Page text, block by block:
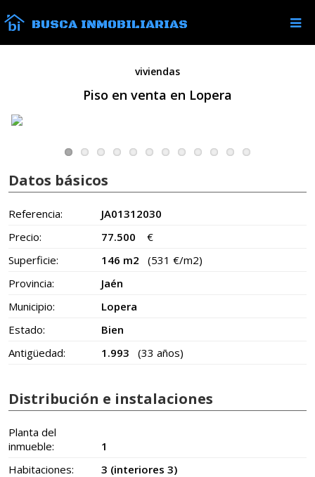
BUSCA INMOBILIARIAS
viviendas
Piso en venta en Lopera
Datos básicos
Referencia:
JA01312030
Precio:
77.500
€
Superficie:
146 m2
(531 €/m2)
Provincia:
Jaén
Municipio:
Lopera
Estado:
Bien
Antigüedad:
1.993 (33 años)
Distribución e instalaciones
Planta del
inmueble:
1
Habitaciones:
3 (interiores 3)